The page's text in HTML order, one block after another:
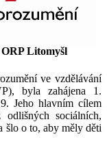
ORP Litomyšl
ve vzdělávání
byla zahájena 1.
Jeho hlavním cílem
sociálních,
šlo o to, aby měly děti